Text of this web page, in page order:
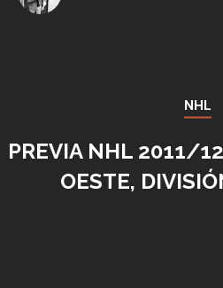
NHL
PREVIA NHL 2011/
OESTE,